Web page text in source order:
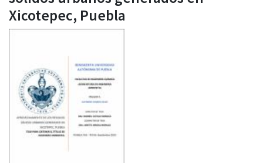
Xicotepec, Puebla